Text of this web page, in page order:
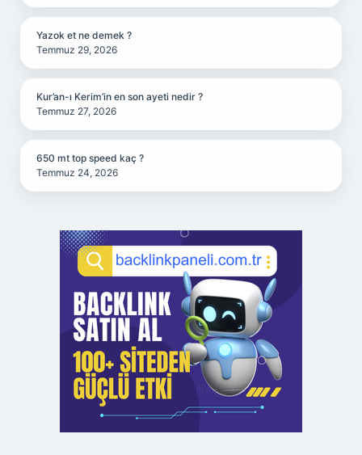
Yazok et ne demek ?
Temmuz 29, 2026
Kur’an-ı Kerim’in en son ayeti nedir ?
Temmuz 27, 2026
650 mt top speed kaç ?
Temmuz 24, 2026